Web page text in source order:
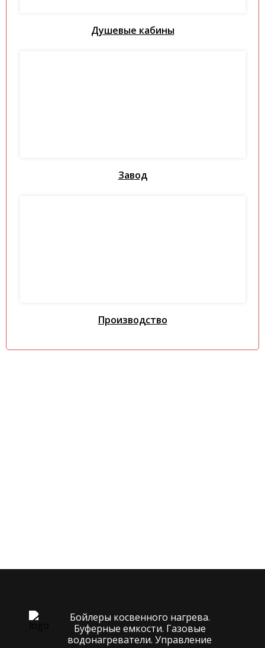
Душевые кабины
Завод
Производство
Бойлеры косвенного нагрева.
Буферные емкости. Газовые
водонагреватели. Управление